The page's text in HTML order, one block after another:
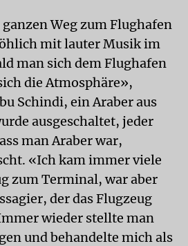
Weg zum Flughafen
mit lauter Musik im
man sich dem Flughafen
die Atmosphäre»,
Schindi, ein Araber aus
ausgeschaltet, jeder
man Araber war,
«Ich kam immer viele
zum Terminal, war aber
der das Flugzeug
wieder stellte man
und behandelte mich als